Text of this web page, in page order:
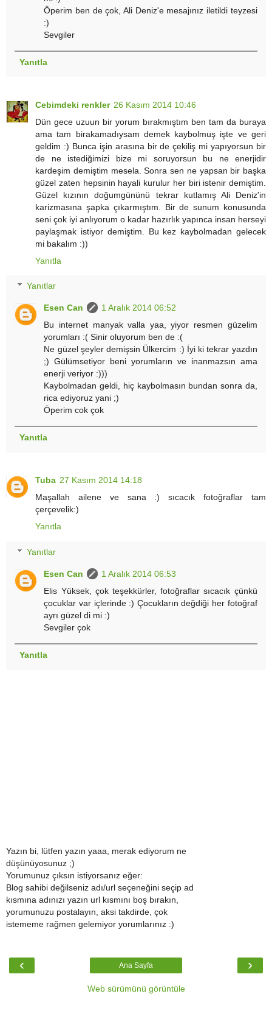
Öperim ben de çok, Ali Deniz'e mesajınız iletildi teyzesi
:)
Sevgiler
Yanıtla
Cebimdeki renkler 26 Kasım 2014 10:46
Dün gece uzuun bir yorum bırakmıştım ben tam da buraya
ama tam birakamadıysam demek kaybolmuş işte ve geri
geldim :) Bunca işin arasına bir de çekiliş mi yapıyorsun bir
de ne istediğimizi bize mi soruyorsun bu ne enerjidir
kardeşim demiştim mesela. Sonra sen ne yapsan bir başka
güzel zaten hepsinin hayali kurulur her biri istenir demiştim.
Güzel kızının doğumgününü tekrar kutlamış Ali Deniz'in
karizmasına şapka çıkarmıştım. Bir de sunum konusunda
seni çok iyi anlıyorum o kadar hazırlık yapınca insan herseyi
paylaşmak istiyor demiştim. Bu kez kaybolmadan gelecek
mi bakalım :))
Yanıtla
Yanıtlar
Esen Can
1 Aralık 2014 06:52
Bu internet manyak valla yaa, yiyor resmen güzelim
yorumları :( Sinir oluyorum ben de :(
Ne güzel şeyler demişsin Ülkercim :) İyi ki tekrar yazdın
;) Gülümsetiyor beni yorumların ve inanmazsın ama
enerji veriyor :)))
Kaybolmadan geldi, hiç kaybolmasın bundan sonra da,
rica ediyoruz yani ;)
Öperim cok çok
Yanıtla
Tuba 27 Kasım 2014 14:18
Maşallah ailene ve sana :) sıcacık fotoğraflar tam
çerçevelik:)
Yanıtla
Yanıtlar
Esen Can
1 Aralık 2014 06:53
Elis Yüksek, çok teşekkürler, fotoğraflar sıcacık çünkü
çocuklar var içlerinde :) Çocukların değdiği her fotoğraf
ayrı güzel di mi :)
Sevgiler çok
Yanıtla
Yazın bi, lütfen yazın yaaa, merak ediyorum ne
düşünüyosunuz ;)
Yorumunuz çıksın istiyorsanız eğer:
Blog sahibi değilseniz adı/url seçeneğini seçip ad
kısmına adınızı yazın url kısmını boş bırakın,
yorumunuzu postalayın, aksi takdirde, çok
istememe rağmen gelemiyor yorumlarınız :)
‹ ›
Ana Sayfa
Web sürümünü görüntüle